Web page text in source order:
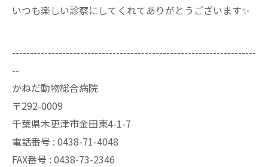
⁡いつも楽しい診察にしてくれてありがとうございます✨⁡
--------------------------------------------------------------------
--
かねだ動物総合病院
〒292-0009
千葉県木更津市金田東4-1-7
電話番号 : 0438-71-4048
FAX番号 : 0438-73-2346